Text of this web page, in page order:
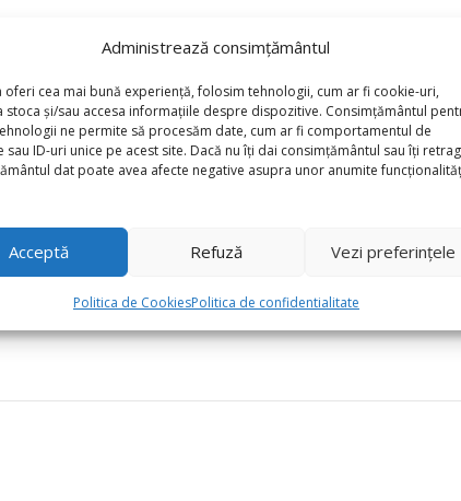
Administrează consimțământul
oferi cea mai bună experiență, folosim tehnologii, cum ar fi cookie-uri,
stoca și/sau accesa informațiile despre dispozitive. Consimțământul
ne permite să procesăm date, cum ar fi comportamentul de
sau ID-uri unice pe acest site. Dacă nu îți dai consimțământul sau îți
dat poate avea afecte negative asupra unor anumite
Acceptă Refuză Vezi preferințele
Politica de CookiesPolitica de confidentialitate
18 Ani cu Confetti – 30 cm”
marcate cu